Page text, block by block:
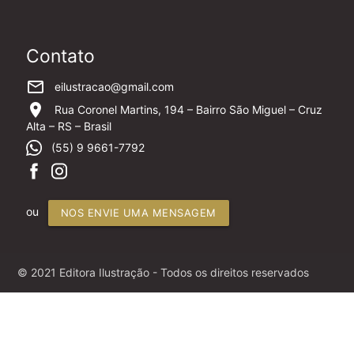
Contato
mail_outline eilustracao@gmail.com
location_on
Rua Coronel Martins, 194 – Bairro São Miguel – Cruz
Alta – RS – Brasil
(55) 9 9661-7792
ou NOS ENVIE UMA MENSAGEM
© 2021 Editora Ilustração - Todos os direitos reservados